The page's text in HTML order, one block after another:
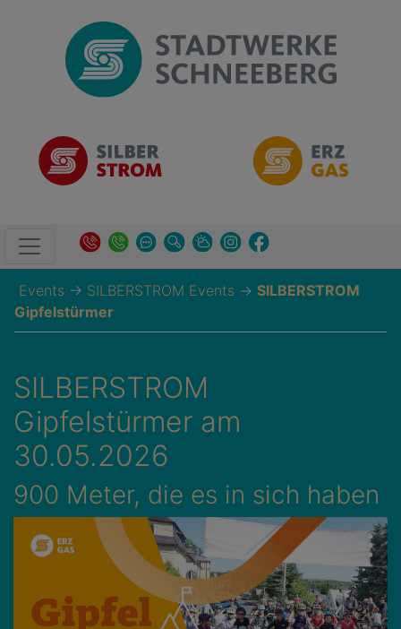
Events → SILBERSTROM Events → SILBERSTROM
Gipfelstürmer
SILBERSTROM
Gipfelstürmer am
30.05.2026
900 Meter, die es in sich haben